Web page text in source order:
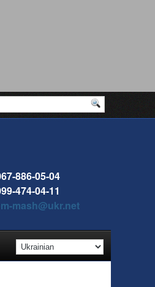
886-05-04
474-04-11
mash@ukr.net